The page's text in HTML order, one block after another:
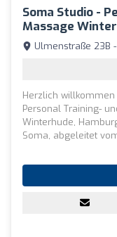
Soma Studio -
Massage
Ulmenstraße 23B
Herzlich
Personal Training-
Winterhude,
Soma, abgeleitet